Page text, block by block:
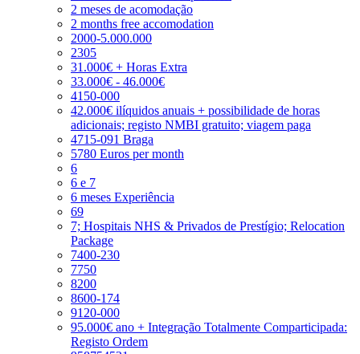
2 meses de acomodação
2 months free accomodation
2000-5.000.000
2305
31.000€ + Horas Extra
33.000€ - 46.000€
4150-000
42.000€ ilíquidos anuais + possibilidade de horas
adicionais; registo NMBI gratuito; viagem paga
4715-091 Braga
5780 Euros per month
6
6 e 7
6 meses Experiência
69
7; Hospitais NHS & Privados de Prestígio; Relocation
Package
7400-230
7750
8200
8600-174
9120-000
95.000€ ano + Integração Totalmente Comparticipada:
Registo Ordem